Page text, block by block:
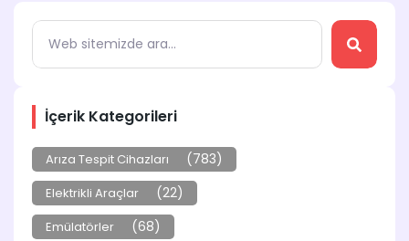
İçerik Kategorileri
Arıza Tespit Cihazları (783)
Elektrikli Araçlar (22)
Emülatörler (68)